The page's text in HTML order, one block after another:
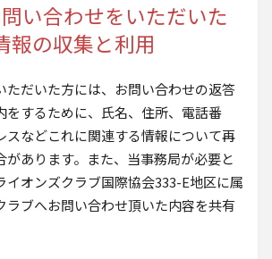
い合わせをいただいた
報の収集と利用
ただいた方には、お問い合わせの返答
をするために、氏名、住所、電話番
スなどこれに関連する情報について再
があります。また、当事務局が必要と
イオンズクラブ国際協会333-E地区に属
ラブへお問い合わせ頂いた内容を共有